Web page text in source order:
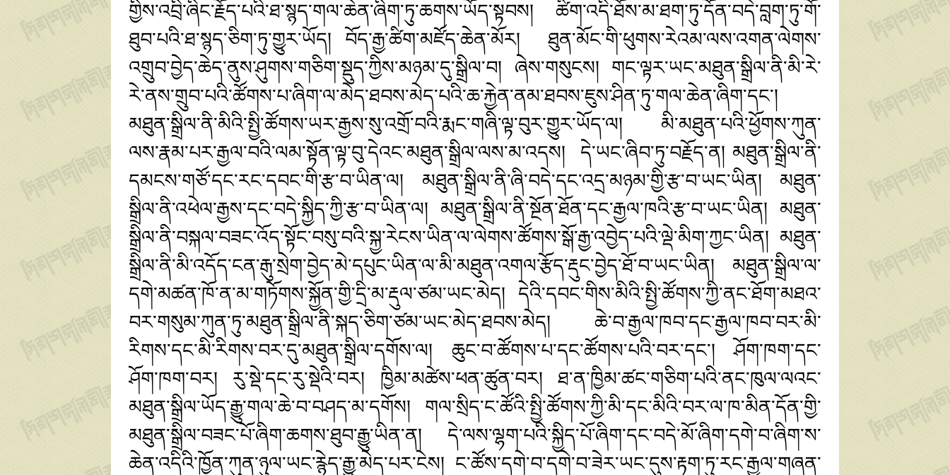
གྱིས་འབྲི་ཞིང་རྗོད་པའི་ཐ་སྙད་གལ་ཆེན་ཞིག་ཏུ་ཆགས་ཡོད་སྟབས། ཚིག་འདི་ཐོས་མ་ཐག་ཏུ་དོན་བདེ་བླག་ཏུ་གོ་
ཐུབ་པའི་ཐ་སྙད་ཅིག་ཏུ་གྱུར་ཡོད། བོད་རྒྱ་ཚིག་མཛོད་ཆེན་མོར། ཐུན་མོང་གི་ཕུགས་རེའམ་ལས་འགན་ལེགས་
འགྲུབ་བྱེད་ཆེད་ནུས་ཤུགས་གཅིག་སྡུད་ཀྱིས་མཉམ་དུ་སྒྲིལ་བ། ཞེས་གསུངས། གང་ལྟར་ཡང་མཐུན་སྒྲིལ་ནི་མི་རེ་
རེ་ནས་གྲུབ་པའི་ཚོགས་པ་ཞིག་ལ་མེད་ཐབས་མེད་པའི་ཆ་རྐྱེན་ནམ་ཐབས་ཇུས་ཤིན་ཏུ་གལ་ཆེན་ཞིག་དང་།
མཐུན་སྒྲིལ་ནི་མིའི་སྤྱི་ཚོགས་ཡར་རྒྱས་སུ་འགྲོ་བའི་རྨང་གཞི་ལྟ་བུར་གྱུར་ཡོད་ལ། མི་མཐུན་པའི་ཕྱོགས་ཀུན་
ལས་རྣམ་པར་རྒྱལ་བའི་ལམ་སྟོན་ལྟ་བུ་དེའང་མཐུན་སྒྲིལ་ལས་མ་འདས། དེ་ཡང་ཞིབ་ཏུ་བརྗོད་ན། མཐུན་སྒྲིལ་ནི་
དམངས་གཙོ་དང་རང་དབང་གི་རྩ་བ་ཡིན་ལ། མཐུན་སྒྲིལ་ནི་ཞི་བདེ་དང་འདྲ་མཉམ་གྱི་རྩ་བ་ཡང་ཡིན། མཐུན་
སྒྲིལ་ནི་འཕེལ་རྒྱས་དང་བདེ་སྐྱིད་ཀྱི་རྩ་བ་ཡིན་ལ། མཐུན་སྒྲིལ་ནི་སྔོན་ཐོན་དང་རྒྱལ་ཁའི་རྩ་བ་ཡང་ཡིན། མཐུན་
སྒྲིལ་ནི་བསྐལ་བཟང་འོད་སྟོང་བསུ་བའི་སྐྱ་རེངས་ཡིན་ལ་ལེགས་ཚོགས་སྒོ་རྒྱ་འབྱེད་པའི་ལྡེ་མིག་ཀྱང་ཡིན། མཐུན་
སྒྲིལ་ནི་མི་འདོད་ངན་རྒུ་སྲེག་བྱེད་མེ་དཔུང་ཡིན་ལ་མི་མཐུན་འགལ་རྩོད་རྡུང་བྱེད་ཐོ་བ་ཡང་ཡིན། མཐུན་སྒྲིལ་ལ་
དགེ་མཚན་ཁོ་ན་མ་གཏོགས་སྐྱོན་གྱི་དྲི་མ་རྡུལ་ཙམ་ཡང་མེད། དེའི་དབང་གིས་མིའི་སྤྱི་ཚོགས་ཀྱི་ནང་ཐོག་མཐའ་
བར་གསུམ་ཀུན་ཏུ་མཐུན་སྒྲིལ་ནི་སྐད་ཅིག་ཙམ་ཡང་མེད་ཐབས་མེད། ཆེ་བ་རྒྱལ་ཁབ་དང་རྒྱལ་ཁབ་བར་མི་
རིགས་དང་མི་རིགས་བར་དུ་མཐུན་སྒྲིལ་དགོས་ལ། ཆུང་བ་ཚོགས་པ་དང་ཚོགས་པའི་བར་དང་།
ཤོག་ཁག་དང་
ཤོག་ཁག་བར། རུ་སྡེ་དང་རུ་སྡེའི་བར། ཁྱིམ་མཚེས་ཕན་ཚུན་བར། ཐ་ན་ཁྱིམ་ཚང་གཅིག་པའི་ནང་ཁུལ་ལའང་
མཐུན་སྒྲིལ་ཡོད་རྒྱུ་གལ་ཆེ་བ་བཤད་མ་དགོས། གལ་སྲིད་ང་ཚོའི་སྤྱི་ཚོགས་ཀྱི་མི་དང་མིའི་བར་ལ་ཁ་མིན་དོན་གྱི་
མཐུན་སྒྲིལ་བཟང་པོ་ཞིག་ཆགས་ཐུབ་རྒྱུ་ཡིན་ན། དེ་ལས་ལྷག་པའི་སྐྱིད་པོ་ཞིག་དང་བདེ་མོ་ཞིག་དགེ་བ་ཞིག་ས་
ཆེན་འདིའི་ཁྱོན་ཀུན་ཉུལ་ཡང་རྙེད་རྒྱུ་མེད་པར་ངེས། ང་ཚོས་དགེ་བ་དགེ་བ་ཟེར་ཡང་དུས་རྟག་ཏུ་རང་རྒྱལ་གཞན་